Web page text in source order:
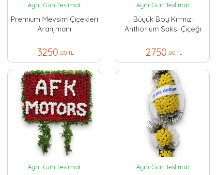
Aynı Gün Teslimat
Premium Mevsim Çiçekleri
Aranjmanı
3250 ,00 TL
Aynı Gün Teslimat
Büyük Boy Kırmızı
Anthorium Saksı Çiçeği
2750 ,00 TL
Aynı Gün Teslimat Aynı Gün Teslimat